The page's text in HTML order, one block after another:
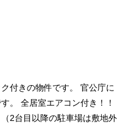
付きの物件です。 官公庁に
。 全居室エアコン付き！！
2台目以降の駐車場は敷地外